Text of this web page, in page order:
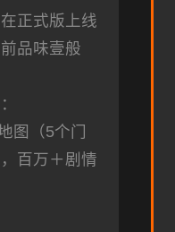
正式版上线
品味壹般
图（5个门
百万＋剧情